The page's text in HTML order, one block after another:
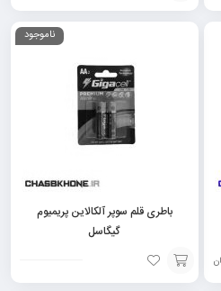
افزودن
ناموجود
باطری قلم سوپر آلکالاین پریمیوم
گیگاسل